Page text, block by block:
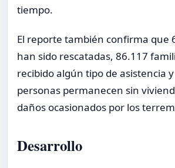
tiempo.
El reporte también confirma que
han sido rescatadas, 86.117
recibido algún tipo de asistencia
personas permanecen sin
daños ocasionados por los
Desarrollo